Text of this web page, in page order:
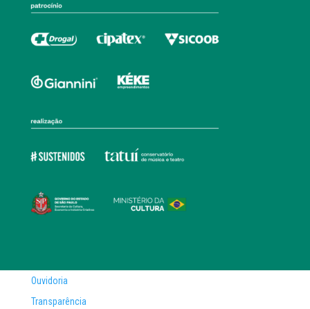
Ouvidoria
Transparência